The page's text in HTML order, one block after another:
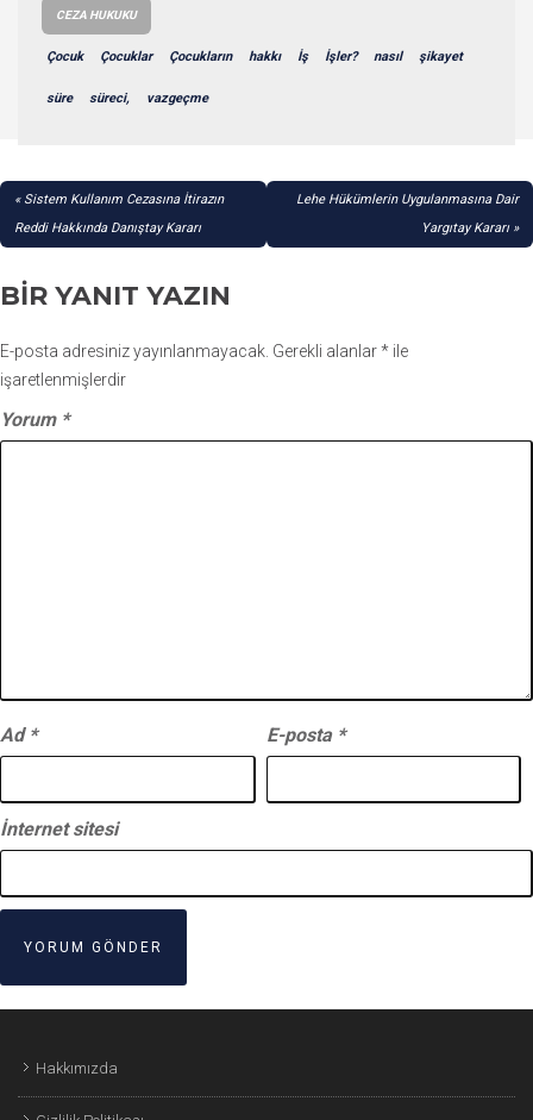
CEZA HUKUKU
Çocuk Çocuklar Çocukların hakkı İş İşler? nasıl şikayet
süre süreci, vazgeçme
YAZI
GEZINMESI
Sistem Kullanım Cezasına İtirazın
Reddi Hakkında Danıştay Kararı
Lehe Hükümlerin Uygulanmasına Dair
Yargıtay Kararı
BIR YANIT YAZIN
E-posta adresiniz yayınlanmayacak. Gerekli alanlar* ile
işaretlenmişlerdir
Yorum *
Ad * E-posta *
İnternet sitesi
Hakkımızda